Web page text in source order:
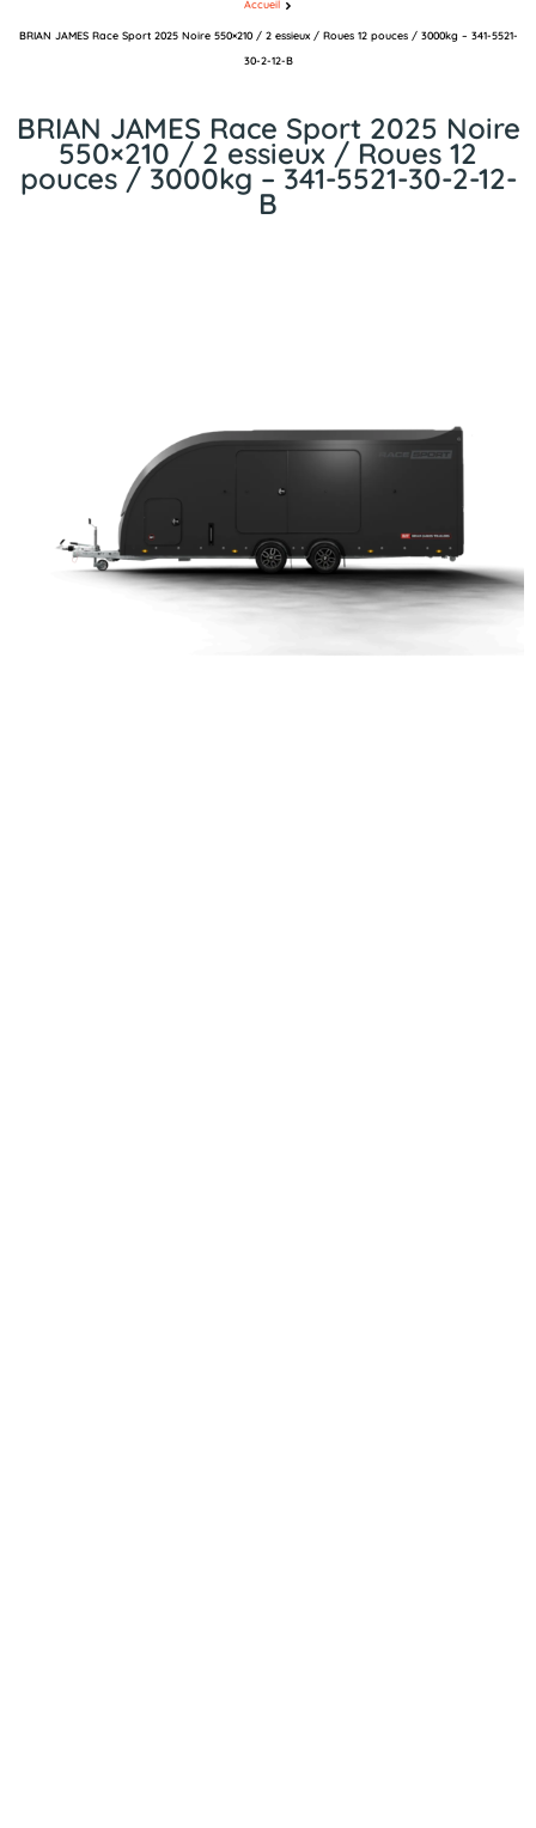
BRIAN JAMES Race Sport 2025 Noire
550×210 / 2 essieux / Roues 12
pouces / 3000kg – 341-5521-30-2-12-
B
Accueil
BRIAN JAMES Race Sport 2025 Noire 550×210 / 2 essieux / Roues 12 pouces / 3000kg – 341-5521-
30-2-12-B